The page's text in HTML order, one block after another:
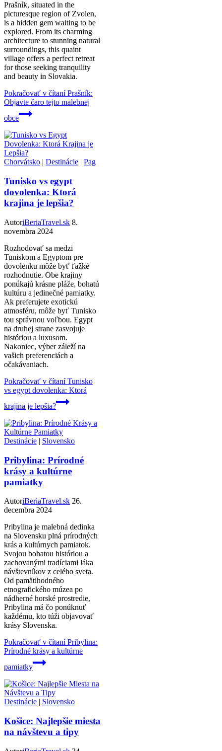
Prašník, situated in the
picturesque region of Zvolen,
is a hidden gem waiting to be
explored. From its charming
architecture to stunning natural
surroundings, this quaint
village offers a perfect retreat
for those seeking tranquility
and beauty in Slovakia.
Pokračovať v čítaníPrašník:
Objavte čaro tejto malebnej
obce
Chorvátsko | Destinácie | Pag
Tunisko vs egypt
dovolenka: Ktorá
krajina je lepšia?
AutoriBeriaTravel.sk 8.
novembra 2024
Rozhodovať sa medzi
Tuniskom a Egyptom pre
dovolenku môže byť ťažké
rozhodnutie. Obe krajiny
ponúkajú krásne pláže, bohatú
kultúru a jedinečné pamiatky.
Ak preferujete exotickú
atmosféru, môže byť Tunisko
tou správnou voľbou. Egypt
na druhej strane zasvojuje
históriou a luxusom.
Nakoniec, výber záleží na
vašich preferenciách a
očakávaniach.
Pokračovať v čítaníTunisko
vs egypt dovolenka: Ktorá
krajina je lepšia?
Destinácie | Slovensko
Pribylina: Prírodné
krásy a kultúrne
pamiatky
AutoriBeriaTravel.sk 26.
decembra 2024
Pribylina je malebná dedinka
na Slovensku plná prírodných
krás a kultúrnych pamiatok.
Svojou bohatou históriou a
zachovanými tradíciami láka
návštevníkov z celého sveta.
Od pamätihodného
etnografického múzea po
nádherné horské prostredie,
Pribylina má čo ponúknuť
každému, kto túži objavovať
krásy Slovenska.
Pokračovať v čítaníPribylina:
Prírodné krásy a kultúrne
pamiatky
Destinácie | Slovensko
Košice: Najlepšie miesta
na návštevu a tipy